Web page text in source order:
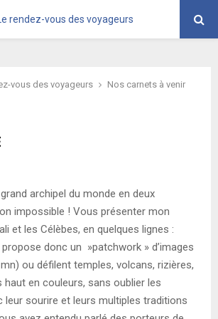
vous des voyageurs
Nos carnets à venir
archipel du monde en deux
impossible ! Vous présenter mon
et les Célèbes, en quelques lignes :
donc un »patchwork » d’images
ou défilent temples, volcans, rizières,
en couleurs, sans oublier les
leur sourire et leurs multiples traditions